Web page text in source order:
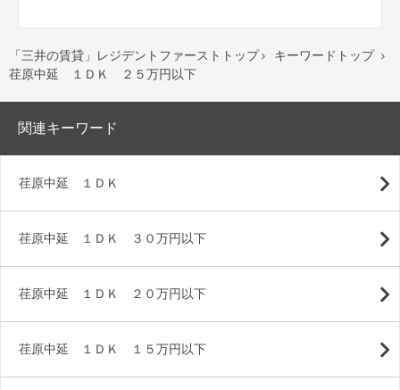
「三井の賃貸」レジデントファーストトップ  キーワードトップ 
荏原中延 １ＤＫ ２５万円以下
関連キーワード
荏原中延 １ＤＫ
荏原中延 １ＤＫ ３０万円以下
荏原中延 １ＤＫ ２０万円以下
荏原中延 １ＤＫ １５万円以下